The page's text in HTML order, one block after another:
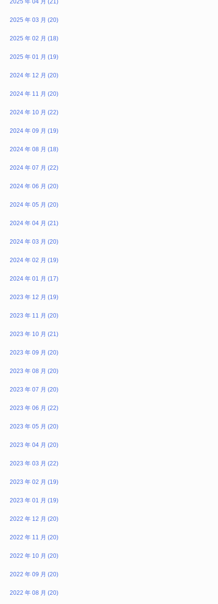
2025 年 04 月 (21)
2025 年 03 月 (20)
2025 年 02 月 (18)
2025 年 01 月 (19)
2024 年 12 月 (20)
2024 年 11 月 (20)
2024 年 10 月 (22)
2024 年 09 月 (19)
2024 年 08 月 (18)
2024 年 07 月 (22)
2024 年 06 月 (20)
2024 年 05 月 (20)
2024 年 04 月 (21)
2024 年 03 月 (20)
2024 年 02 月 (19)
2024 年 01 月 (17)
2023 年 12 月 (19)
2023 年 11 月 (20)
2023 年 10 月 (21)
2023 年 09 月 (20)
2023 年 08 月 (20)
2023 年 07 月 (20)
2023 年 06 月 (22)
2023 年 05 月 (20)
2023 年 04 月 (20)
2023 年 03 月 (22)
2023 年 02 月 (19)
2023 年 01 月 (19)
2022 年 12 月 (20)
2022 年 11 月 (20)
2022 年 10 月 (20)
2022 年 09 月 (20)
2022 年 08 月 (20)